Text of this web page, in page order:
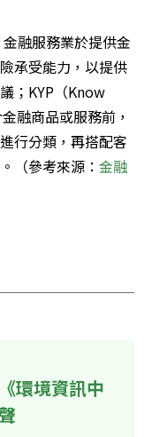
融服務業於提供金
承受能力，以提供
；KYP（Know
融商品或服務前，
行分類，再搭配客
（參考來源： 金融
環境資訊中